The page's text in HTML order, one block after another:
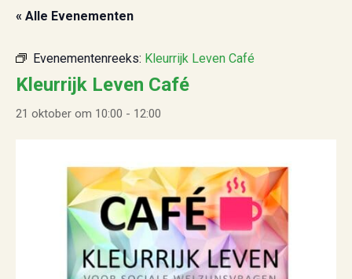
« Alle Evenementen
Evenementenreeks: Kleurrijk Leven Café
Kleurrijk Leven Café
21 oktober om 10:00 - 12:00